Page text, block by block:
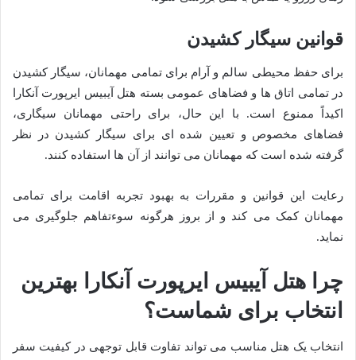
قوانین سیگار کشیدن
برای حفظ محیطی سالم و آرام برای تمامی مهمانان، سیگار کشیدن
در تمامی اتاق ها و فضاهای عمومی بسته هتل آیبیس ایرپورت آنکارا
اکیداً ممنوع است. با این حال، برای راحتی مهمانان سیگاری،
فضاهای مخصوص و تعیین شده ای برای سیگار کشیدن در نظر
گرفته شده است که مهمانان می توانند از آن ها استفاده کنند.
رعایت این قوانین و مقررات به بهبود تجربه اقامت برای تمامی
مهمانان کمک می کند و از بروز هرگونه سوءتفاهم جلوگیری می
نماید.
چرا هتل آیبیس ایرپورت آنکارا بهترین
انتخاب برای شماست؟
انتخاب یک هتل مناسب می تواند تفاوت قابل توجهی در کیفیت سفر